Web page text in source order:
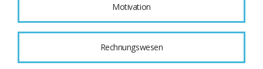
Motivation
Rechnungswesen